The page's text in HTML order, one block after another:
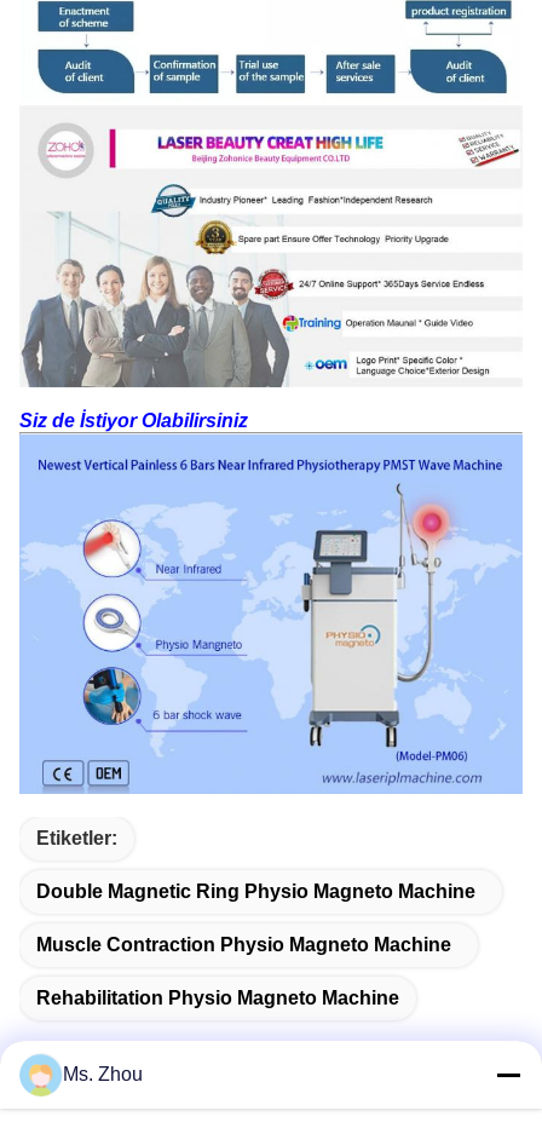
Siz de İstiyor Olabilirsiniz
Etiketler:
Double Magnetic Ring Physio Magneto Machine
Muscle Contraction Physio Magneto Machine
Rehabilitation Physio Magneto Machine
Ms. Zhou